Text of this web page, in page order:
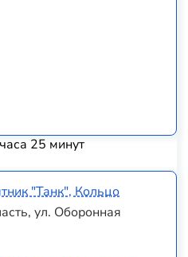
25 минут
"Танк", Кольцо
ул. Оборонная